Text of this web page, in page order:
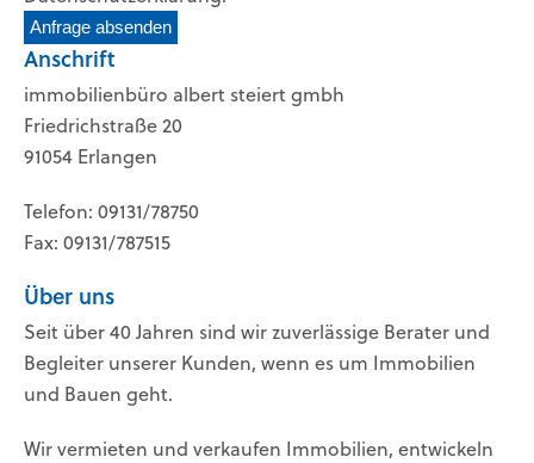
Anfrage absenden
Anschrift
immobilienbüro albert steiert gmbh
Friedrichstraße 20
91054 Erlangen
Telefon: 09131/78750
Fax: 09131/787515
Über uns
Seit über 40 Jahren sind wir zuverlässige Berater und
Begleiter unserer Kunden, wenn es um Immobilien
und Bauen geht.
Wir vermieten und verkaufen Immobilien, entwickeln